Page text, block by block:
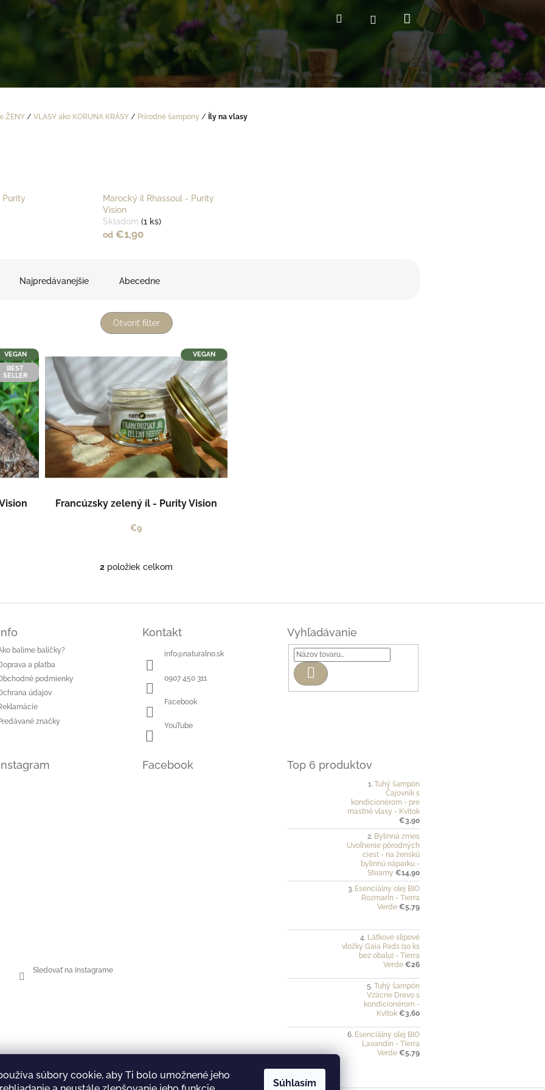
súbory cookie, aby Ti bolo umožnené jeho
Súhlasím
HľadaťPrihlásenieNákupný
košík
ŽENY / VLASY ako KORUNA KRÁSY / Prírodné šampóny / Íly na vlasy
Purity
Marocký íl Rhassoul - Purity
Vision
Skladom (1 ks)
od€1,90
Najpredávanejšie Abecedne
Otvoriť filter
VEGAN
BEST
SELLER
VEGAN
Francúzsky zelený íl - Purity Vision
€9
O
á
2 položiek celkom
balíme balíčky?
a platba
podmienky
údajov
značky
Kontakt
info@naturalno.sk
0907 450 311
Facebook
YouTube
Vyhľadávanie
Hľadať
Sledovať na Instagrame
Facebook Top 6 produktov
Tuhý šampón
Čajovník s
kondicionérom - pre
mastné vlasy - Kvitok
€3,90
Bylinná zmes
Uvoľnenie pôrodných
ciest - na ženskú
bylinnú náparku -
Steamy €14,90
Esenciálny olej BIO
Rozmarín - Tierra
Verde €5,79
Látkové slipové
vložky Gaia Pads (10 ks
bez obalu) - Tierra
Verde €26
Tuhý šampón
Vzácne Drevo s
kondicionérom -
Kvitok €3,60
Esenciálny olej BIO
Lavandin - Tierra
Verde €5,79